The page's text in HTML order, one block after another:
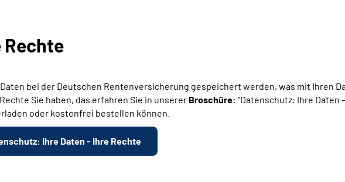
Rechte
bei der Deutschen Rentenversicherung gespeichert werden, was mit Ihren
Sie haben, das erfahren Sie in unserer Broschüre: "Datenschutz: Ihre Daten
oder kostenfrei bestellen können.
Ihre Daten - Ihre Rechte